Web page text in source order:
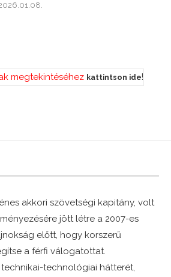
megtekintéséhez kattintson ide!
akkori szövetségi kapitány, volt
jött létre a 2007-es
előtt, hogy korszerű
a férfi válogatottat.
technológiai hátterét,